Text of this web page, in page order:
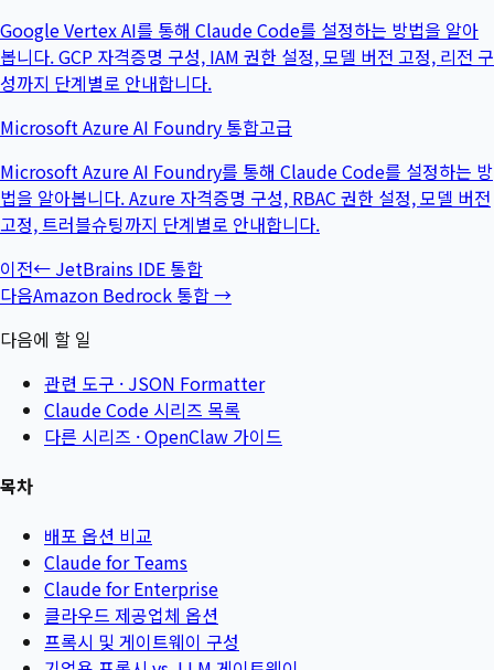
Google Vertex AI를 통해 Claude Code를 설정하는 방법을 알아
봅니다. GCP 자격증명 구성, IAM 권한 설정, 모델 버전 고정, 리전 구
성까지 단계별로 안내합니다.
Microsoft Azure AI Foundry 통합고급
Microsoft Azure AI Foundry를 통해 Claude Code를 설정하는 방
법을 알아봅니다. Azure 자격증명 구성, RBAC 권한 설정, 모델 버전
고정, 트러블슈팅까지 단계별로 안내합니다.
이전← JetBrains IDE 통합
다음Amazon Bedrock 통합→
다음에 할 일
관련 도구 · JSON Formatter
Claude Code 시리즈 목록
다른 시리즈 ·OpenClaw 가이드
목차
배포 옵션 비교
Claude for Teams
Claude for Enterprise
클라우드 제공업체 옵션
프록시 및 게이트웨이 구성